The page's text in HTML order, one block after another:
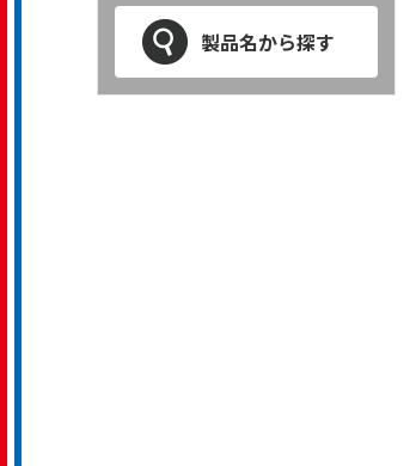
製品名から探す